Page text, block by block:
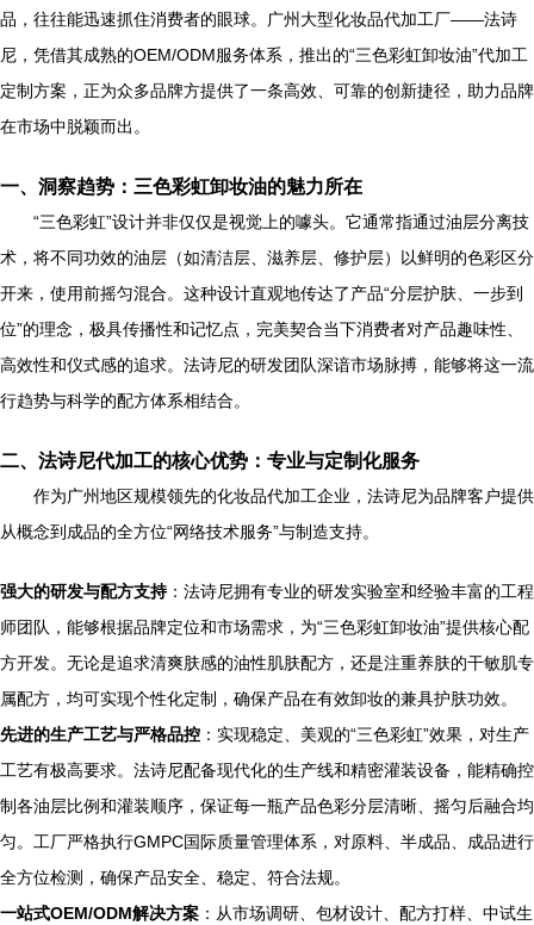
品，往往能迅速抓住消费者的眼球。广州大型化妆品代加工厂——法诗
尼，凭借其成熟的OEM/ODM服务体系，推出的“三色彩虹卸妆油”代加工
定制方案，正为众多品牌方提供了一条高效、可靠的创新捷径，助力品牌
在市场中脱颖而出。
一、洞察趋势：三色彩虹卸妆油的魅力所在
“三色彩虹”设计并非仅仅是视觉上的噱头。它通常指通过油层分离技
术，将不同功效的油层（如清洁层、滋养层、修护层）以鲜明的色彩区分
开来，使用前摇匀混合。这种设计直观地传达了产品“分层护肤、一步到
位”的理念，极具传播性和记忆点，完美契合当下消费者对产品趣味性、
高效性和仪式感的追求。法诗尼的研发团队深谙市场脉搏，能够将这一流
行趋势与科学的配方体系相结合。
二、法诗尼代加工的核心优势：专业与定制化服务
作为广州地区规模领先的化妆品代加工企业，法诗尼为品牌客户提供
从概念到成品的全方位“网络技术服务”与制造支持。
强大的研发与配方支持：法诗尼拥有专业的研发实验室和经验丰富的工程
师团队，能够根据品牌定位和市场需求，为“三色彩虹卸妆油”提供核心配
方开发。无论是追求清爽肤感的油性肌肤配方，还是注重养肤的干敏肌专
属配方，均可实现个性化定制，确保产品在有效卸妆的兼具护肤功效。
先进的生产工艺与严格品控 ：实现稳定、美观的“三色彩虹”效果，对生产
工艺有极高要求。法诗尼配备现代化的生产线和精密灌装设备，能精确控
制各油层比例和灌装顺序，保证每一瓶产品色彩分层清晰、摇匀后融合均
匀。工厂严格执行GMPC国际质量管理体系，对原料、半成品、成品进行
全方位检测，确保产品安全、稳定、符合法规。
一站式OEM/ODM解决方案 ：从市场调研、包材设计、配方打样、中试生